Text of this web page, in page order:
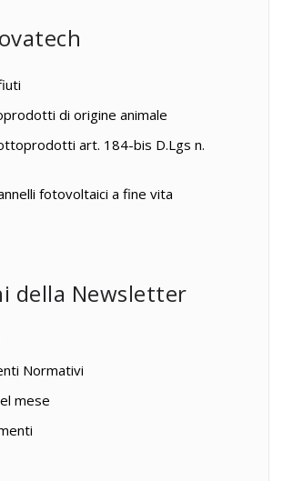
di origine animale
art. 184-bis D.Lgs n.
fotovoltaici a fine vita
della Newsletter
Normativi
mese